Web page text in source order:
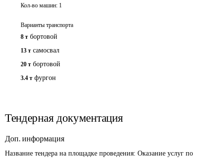
Кол-во машин: 1
Варианты транспорта
8 т бортовой
13 т самосвал
20 т бортовой
3.4 т фургон
Тендерная документация
Доп. информация
Название тендера на площадке проведения: Оказание услуг по